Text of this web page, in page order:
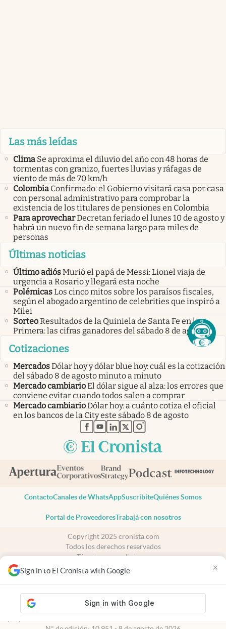
Sign in to El Cronista with Google ×
Las más leídas
Clima Se aproxima el diluvio del año con 48 horas de
tormentas con granizo, fuertes lluvias y ráfagas de
viento de más de 70 km/h
Colombia Confirmado: el Gobierno visitará casa por casa
con personal administrativo para comprobar la
existencia de los titulares de pensiones en Colombia
Para aprovecharDecretan feriado el lunes 10 de agosto y
habrá un nuevo fin de semana largo para miles de
personas
Últimas noticias
Último adiósMurió el papá de Messi: Lionel viaja de
urgencia a Rosario y llegará esta noche
PolémicasLos cinco mitos sobre los paraísos fiscales,
según el abogado argentino de celebrities que inspiró a
Milei
SorteoResultados de la Quiniela de Santa Fe en la
Primera: las cifras ganadores del sábado 8 de agosto
Cotizaciones
MercadosDólar hoy y dólar blue hoy: cuál es la cotización
del sábado 8 de agosto minuto a minuto
Mercado cambiarioEl dólar sigue al alza: los errores que
conviene evitar cuando todos salen a comprar
Mercado cambiarioDólar hoy: a cuánto cotiza el oficial
en los bancos de la City este sábado 8 de agosto
abre en nueva pestaña
abre en nueva pestaña
abre en nueva pestaña
abre en nueva pestaña
abre en nueva pestaña
ContactoCanales de WhatsAppSuscribiteQuiénes Somos
Portal de ProveedoresTrabajá con nosotros
Copyright 2025 cronista.com
Todos los derechos reservados
Términos y condiciones
Privacidad
Consentimiento
cronista.com
es propiedad de El Cronista Comercial S.A Registro de